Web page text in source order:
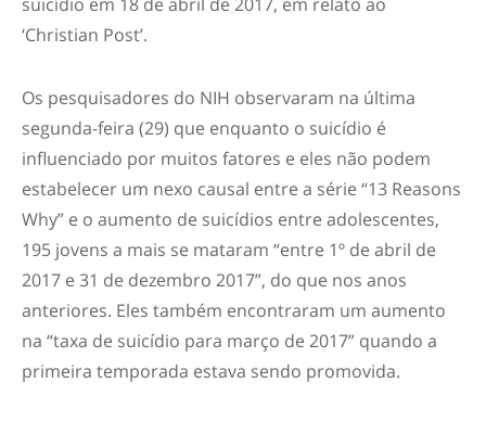
‘Christian Post’.
Os pesquisadores do NIH observaram na última
segunda-feira (29) que enquanto o suicídio é
influenciado por muitos fatores e eles não podem
estabelecer um nexo causal entre a série “13 Reasons
Why” e o aumento de suicídios entre adolescentes,
195 jovens a mais se mataram “entre 1º de abril de
2017 e 31 de dezembro 2017”, do que nos anos
anteriores. Eles também encontraram um aumento
na “taxa de suicídio para março de 2017” quando a
primeira temporada estava sendo promovida.